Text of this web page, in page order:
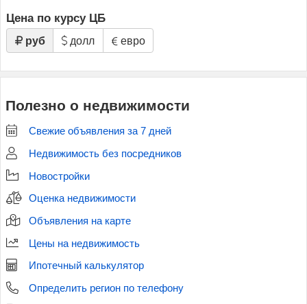
Цена по курсу ЦБ
руб долл евро
Полезно о недвижимости
Свежие объявления за 7 дней
Недвижимость без посредников
Новостройки
Оценка недвижимости
Объявления на карте
Цены на недвижимость
Ипотечный калькулятор
Определить регион по телефону